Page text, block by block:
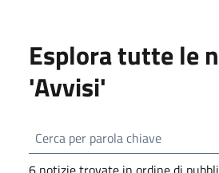
Esplora tutte le
'Avvisi'